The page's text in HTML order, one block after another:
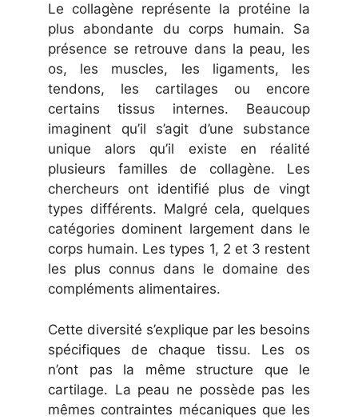
Le collagène représente la protéine la
plus abondante du corps humain. Sa
présence se retrouve dans la peau, les
os, les muscles, les ligaments, les
tendons, les cartilages ou encore
certains tissus internes. Beaucoup
imaginent qu’il s’agit d’une substance
unique alors qu’il existe en réalité
plusieurs familles de collagène. Les
chercheurs ont identifié plus de vingt
types différents. Malgré cela, quelques
catégories dominent largement dans le
corps humain. Les types 1, 2 et 3 restent
les plus connus dans le domaine des
compléments alimentaires.
Cette diversité s’explique par les besoins
spécifiques de chaque tissu. Les os
n’ont pas la même structure que le
cartilage. La peau ne possède pas les
mêmes contraintes mécaniques que les